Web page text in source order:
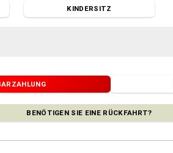
KINDERSITZ
BENÖTIGEN SIE EINE RÜCKFAHRT?